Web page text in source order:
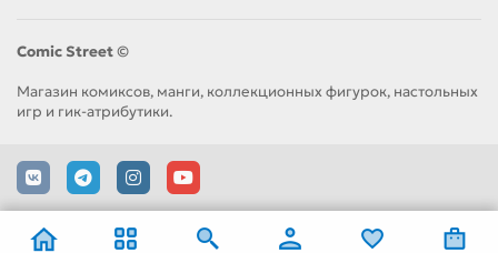
Comic Street ©
Магазин комиксов, манги, коллекционных фигурок, настольных
игр и гик-атрибутики.